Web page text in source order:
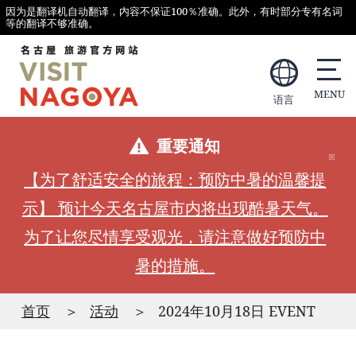
因为是翻译机自动翻译，内容不保证100％准确。此外，有时部分专有名词
等的翻译不够准确。
语言
重要通知
【为了舒适安全的旅程：预防中暑的温馨提
示】 预计今天名古屋市内将出现酷暑天气。
为了让您尽情享受观光，请注意做好预防中
暑的措施。
首页 活动 2024年10月18日 EVENT